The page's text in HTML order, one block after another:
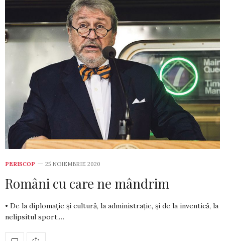
PERISCOP 25 NOIEMBRIE 2020
Români cu care ne mândrim
• De la diplomație și cultură, la administrație, și de la inventică, la
nelipsi­tul sport,…